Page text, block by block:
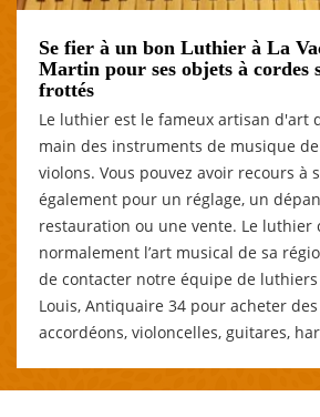
Se fier à un bon Luthier à La
Martin pour ses objets à cordes
frottés
Le luthier est le fameux artisan d'art
main des instruments de musique
violons. Vous pouvez avoir recours à
également pour un réglage, un
restauration ou une vente. Le luthier
normalement l’art musical de sa
de contacter notre équipe de luthiers
Louis, Antiquaire 34 pour acheter
accordéons, violoncelles, guitares,